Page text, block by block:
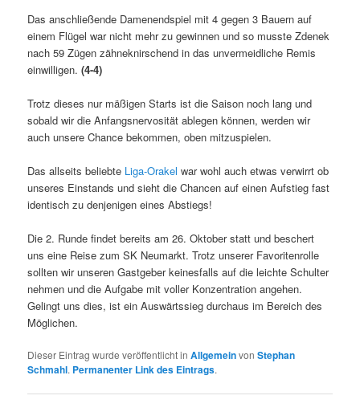
Das anschließende Damenendspiel mit 4 gegen 3 Bauern auf
einem Flügel war nicht mehr zu gewinnen und so musste Zdenek
nach 59 Zügen zähneknirschend in das unvermeidliche Remis
einwilligen.(4-4)
Trotz dieses nur mäßigen Starts ist die Saison noch lang und
sobald wir die Anfangsnervosität ablegen können, werden wir
auch unsere Chance bekommen, oben mitzuspielen.
Das allseits beliebte Liga-Orakel war wohl auch etwas verwirrt ob
unseres Einstands und sieht die Chancen auf einen Aufstieg fast
identisch zu denjenigen eines Abstiegs!
Die 2. Runde findet bereits am 26. Oktober statt und beschert
uns eine Reise zum SK Neumarkt. Trotz unserer Favoritenrolle
sollten wir unseren Gastgeber keinesfalls auf die leichte Schulter
nehmen und die Aufgabe mit voller Konzentration angehen.
Gelingt uns dies, ist ein Auswärtssieg durchaus im Bereich des
Möglichen.
Dieser Eintrag wurde veröffentlicht inAllgemeinvonStephan
Schmahl. Permanenter Link des Eintrags.